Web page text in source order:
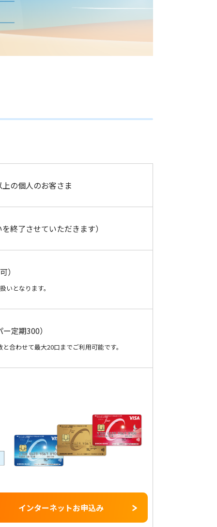
の個人のお客さま
終了させていただきます）
）
となります。
定期300）
合わせて最大20口までご利用可能です。
インターネットお申込み